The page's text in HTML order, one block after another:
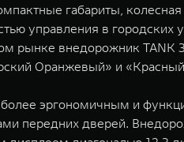
габариты,
управления в
рынке внедорожник
Оранжевый» и
более эргономичным и
передних дверей.